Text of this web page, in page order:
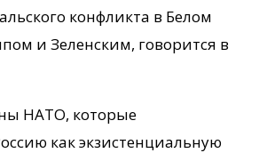
конфликта в Белом
и Зеленским, говорится в
НАТО, которые
как экзистенциальную